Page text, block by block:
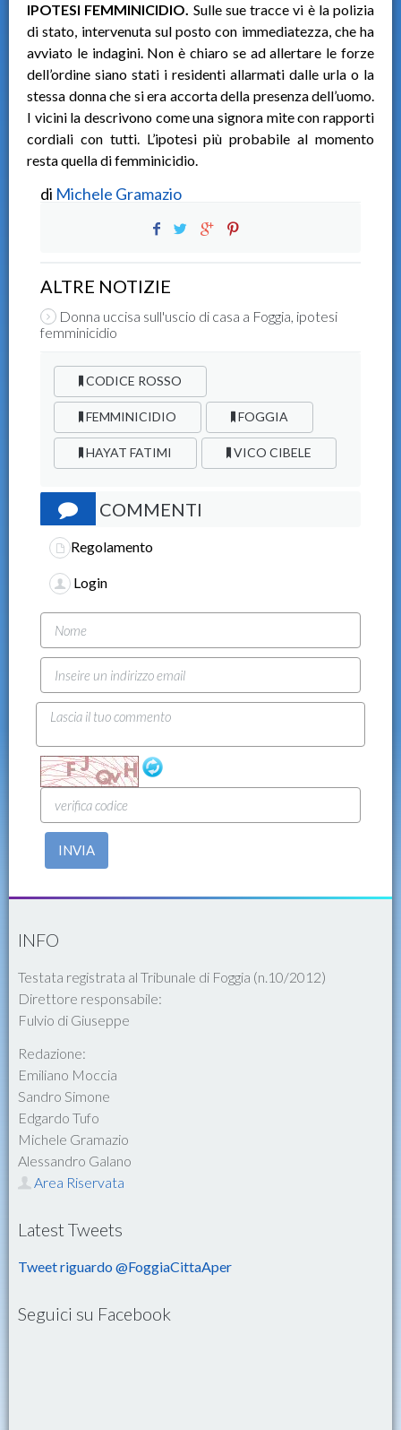
IPOTESI FEMMINICIDIO. Sulle sue tracce vi è la polizia
di stato, intervenuta sul posto con immediatezza, che ha
avviato le indagini. Non è chiaro se ad allertare le forze
dell’ordine siano stati i residenti allarmati dalle urla o la
stessa donna che si era accorta della presenza dell’uomo.
I vicini la descrivono come una signora mite con rapporti
cordiali con tutti. L’ipotesi più probabile al momento
resta quella di femminicidio.
di Michele Gramazio
ALTRE NOTIZIE
Donna uccisa sull'uscio di casa a Foggia, ipotesi
femminicidio
CODICE ROSSO
FEMMINICIDIO FOGGIA
HAYAT FATIMI VICO CIBELE
COMMENTI
Regolamento
Login
INVIA
INFO
Testata registrata al Tribunale di Foggia (n.10/2012)
Direttore responsabile:
Fulvio di Giuseppe
Redazione:
Emiliano Moccia
Sandro Simone
Edgardo Tufo
Michele Gramazio
Alessandro Galano
Area Riservata
Latest Tweets
Tweet riguardo @FoggiaCittaAper
Seguici su Facebook